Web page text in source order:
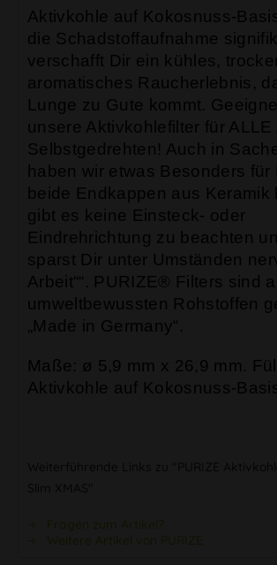
Aktivkohle auf Kokosnuss-
die Schadstoffaufnahme
verschafft Dir ein kühles,
aromatisches Raucherlebnis,
Lunge zu Gute kommt.
unsere Aktivkohlefilter für ALLE
Selbstgedrehten! Auch in
haben wir etwas Besonders für
beide Endkappen aus Keramik
gibt es keine Einsteck- oder
Eindrehrichtung zu beachten
sparst Dir unter Umständen
Arbeit““. PURIZE® Filters sind
umweltbewussten Rohstoffen
„Made in Germany“.
Maße: ø 5,9 mm x 26,9 mm.
Aktivkohle auf Kokosnuss-
Fragen zum Artikel?
Weitere Artikel von PURIZE